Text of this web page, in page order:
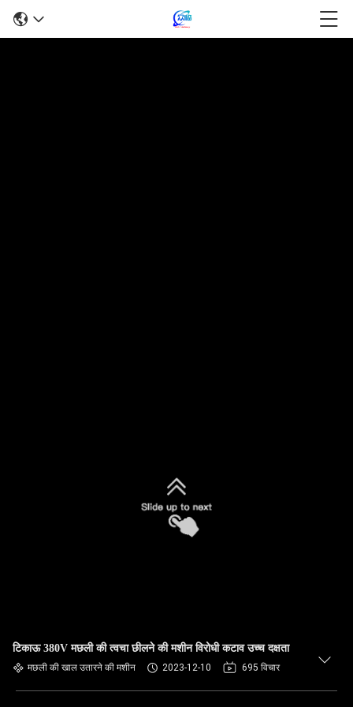
टिकाऊ 380V मछली की त्वचा छीलने की मशीन विरोधी कटाव उच्च दक्षता
मछली की खाल उतारने की मशीन 2023-12-10 695 विचार